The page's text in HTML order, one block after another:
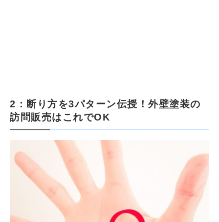
2：断り方を3パターン伝授！外壁塗装の
訪問販売はこれでOK